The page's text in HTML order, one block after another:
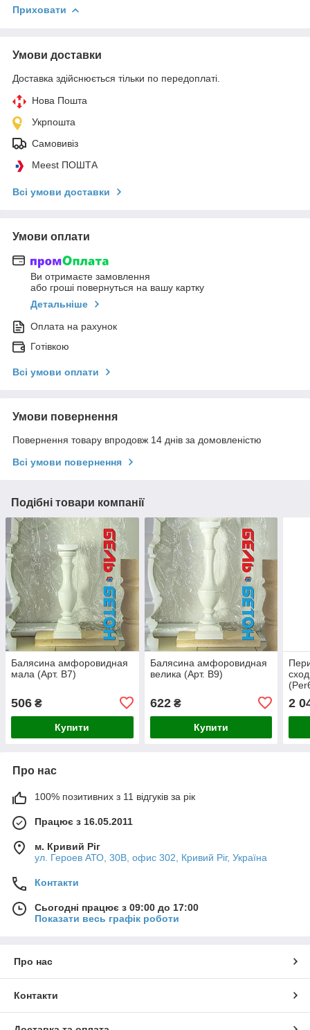
Приховати
Умови доставки
Доставка здійснюється тільки по передоплаті.
Нова Пошта
Укрпошта
Самовивіз
Meest ПОШТА
Всі умови доставки
Умови оплати
Ви отримаєте замовлення
або гроші повернуться на вашу картку
Детальніше
Оплата на рахунок
Готівкою
Всі умови оплати
Умови повернення
Повернення товару впродовж 14 днів за домовленістю
Всі умови повернення
Подібні товари компанії
Балясина амфоровидная
мала (Арт. B7)
506 ₴
Купити
Балясина амфоровидная
велика (Арт. B9)
622₴
Купити
2
Про нас
100% позитивних з 11 відгуків за рік
Працює з 16.05.2011
м. Кривий Ріг
ул. Героев АТО, 30В, офис 302, Кривий Ріг, Україна
Контакти
Сьогодні працює з 09:00 до 17:00
Показати весь графік роботи
Про нас
Контакти